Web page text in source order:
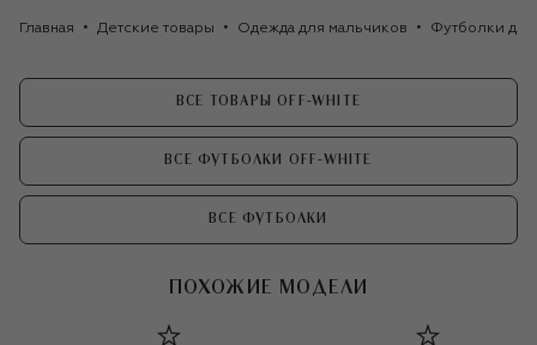
Главная Детские товары Одежда для мальчиков Футболки
ВСЕ ТОВАРЫ OFF-WHITE
ВСЕ ФУТБОЛКИ OFF-WHITE
ВСЕ ФУТБОЛКИ
ПОХОЖИЕ МОДЕЛИ